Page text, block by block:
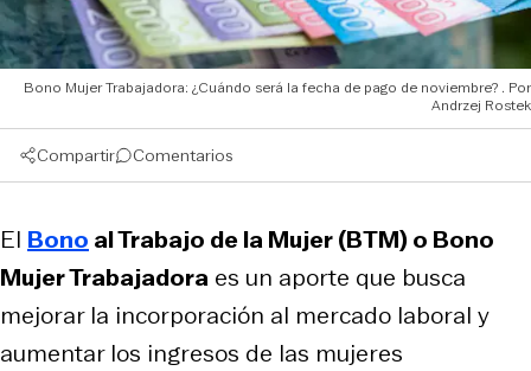
Bono Mujer Trabajadora: ¿Cuándo será la fecha de pago de noviembre?
Andrzej Rostek
Compartir Comentarios
El Bono al Trabajo de la Mujer (BTM) o Bono
Mujer Trabajadora es un aporte que busca
mejorar la incorporación al mercado laboral y
aumentar los ingresos de las mujeres